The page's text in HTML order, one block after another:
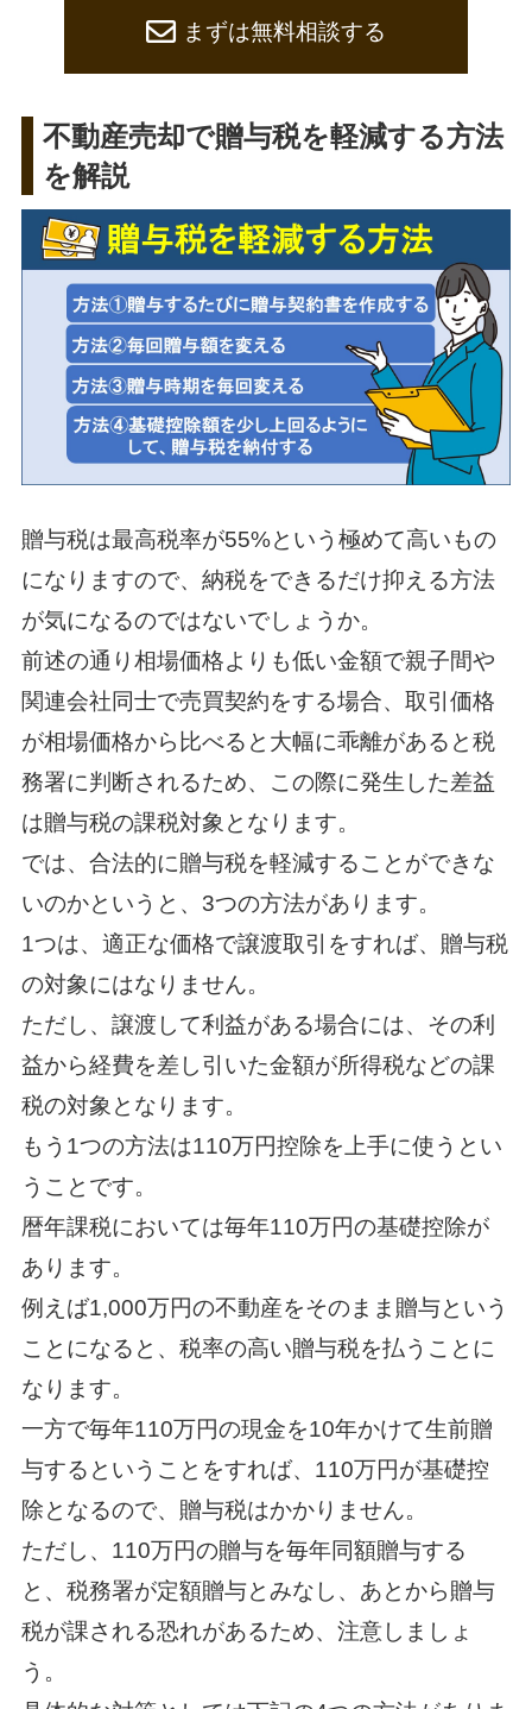
まずは無料相談する
不動産売却で贈与税を軽減する方法
を解説
贈与税は最高税率が55%という極めて高いもの
になりますので、納税をできるだけ抑える方法
が気になるのではないでしょうか。
前述の通り相場価格よりも低い金額で親子間や
関連会社同士で売買契約をする場合、取引価格
が相場価格から比べると大幅に乖離があると税
務署に判断されるため、この際に発生した差益
は贈与税の課税対象となります。
では、合法的に贈与税を軽減することができな
いのかというと、3つの方法があります。
1つは、適正な価格で譲渡取引をすれば、贈与税
の対象にはなりません。
ただし、譲渡して利益がある場合には、その利
益から経費を差し引いた金額が所得税などの課
税の対象となります。
もう1つの方法は110万円控除を上手に使うとい
うことです。
暦年課税においては毎年110万円の基礎控除が
あります。
例えば1,000万円の不動産をそのまま贈与という
ことになると、税率の高い贈与税を払うことに
なります。
一方で毎年110万円の現金を10年かけて生前贈
与するということをすれば、110万円が基礎控
除となるので、贈与税はかかりません。
ただし、110万円の贈与を毎年同額贈与する
と、税務署が定額贈与とみなし、あとから贈与
税が課される恐れがあるため、注意しましょ
う。